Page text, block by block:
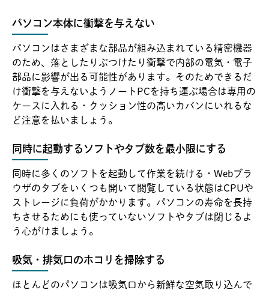
パソコン本体に衝撃を与えない
パソコンはさまざまな部品が組み込まれている精密機器
のため、落としたりぶつけたり衝撃で内部の電気・電子
部品に影響が出る可能性があります。そのためできるだ
け衝撃を与えないようノートPCを持ち運ぶ場合は専用の
ケースに入れる・クッション性の高いカバンにいれるな
ど注意を払いましょう。
同時に起動するソフトやタブ数を最小限にする
同時に多くのソフトを起動して作業を続ける・Webブラ
ウザのタブをいくつも開いて閲覧している状態はCPUや
ストレージに負荷がかかります。パソコンの寿命を長持
ちさせるためにも使っていないソフトやタブは閉じるよ
う心がけましょう。
吸気・排気口のホコリを掃除する
ほとんどのパソコンは吸気口から新鮮な空気取り込んで